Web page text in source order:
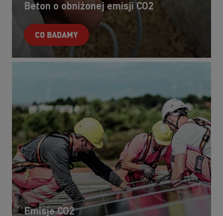
Beton o obniżonej emisji CO2
CO BADAMY
Emisje CO2